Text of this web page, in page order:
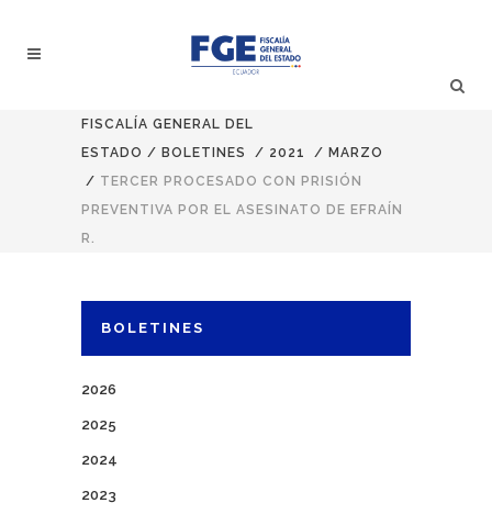
FISCALÍA GENERAL DEL
ESTADO / BOLETINES / 2021 / MARZO
/ TERCER PROCESADO CON PRISIÓN
PREVENTIVA POR EL ASESINATO DE EFRAÍN
R.
BOLETINES
2026
2025
2024
2023